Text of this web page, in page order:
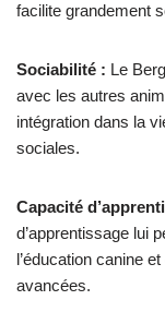
facilite grandement
Sociabilité : Le
avec les autres
intégration dans la
sociales.
Capacité
d’apprentissage lui
l’éducation canine
avancées.